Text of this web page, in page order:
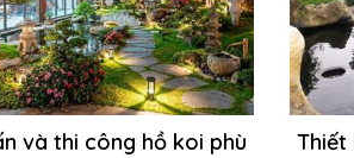
và thi công hồ koi phù
Thiết